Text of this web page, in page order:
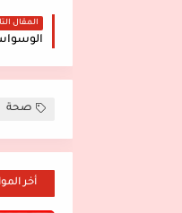
المقال
صحة
أخر